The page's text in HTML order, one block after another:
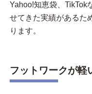
Yahoo!知恵袋、TikTok
せてきた実績があるた
ります。
フットワークが軽